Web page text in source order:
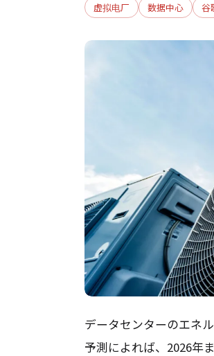
虚拟电厂 数据中心 谷
データセンターのエネ
予測によれば、2026年